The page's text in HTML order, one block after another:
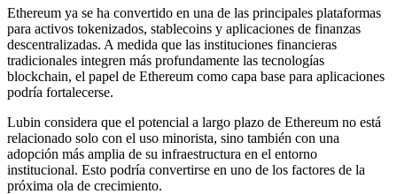
Ethereum ya se ha convertido en una de las principales plataformas
para activos tokenizados, stablecoins y aplicaciones de finanzas
descentralizadas. A medida que las instituciones financieras
tradicionales integren más profundamente las tecnologías
blockchain, el papel de Ethereum como capa base para aplicaciones
podría fortalecerse.
Lubin considera que el potencial a largo plazo de Ethereum no está
relacionado solo con el uso minorista, sino también con una
adopción más amplia de su infraestructura en el entorno
institucional. Esto podría convertirse en uno de los factores de la
próxima ola de crecimiento.